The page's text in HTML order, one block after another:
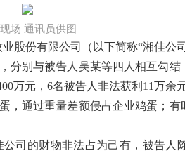
场 通讯员供图​
股份有限公司（以下简称“湘佳公
分别与被告人吴某等四人相互勾
万元，6名被告人非法获利11万余
，通过重量差额侵占企业鸡蛋；
司的财物非法占为己有，被告人